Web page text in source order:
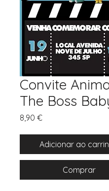
Convite
The Boss
8,90 €Preço
Adicionar ao
Comprar